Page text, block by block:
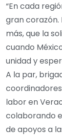
“En cada
gran corazón.
más, que la
cuando
unidad y
A la par,
labor en
colaborando
de apoyos a